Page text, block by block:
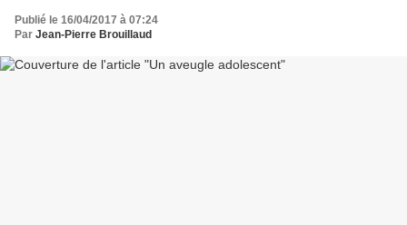
Publié le 16/04/2017 à 07:24
Par Jean-Pierre Brouillaud